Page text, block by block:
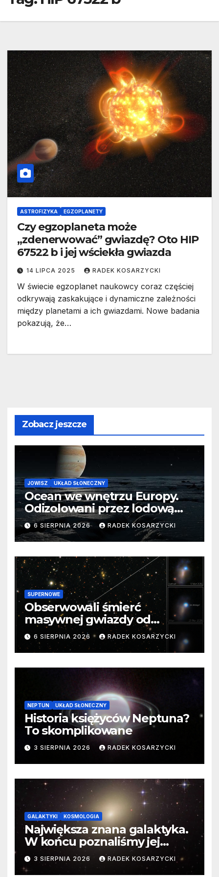
ASTROFIZYKA EGZOPLANETY
Czy egzoplaneta może
„zdenerwować” gwiazdę? Oto HIP
67522 b i jej wściekła gwiazda
14 LIPCA 2025 RADEK KOSARZYCKI
W świecie egzoplanet naukowcy coraz częściej
odkrywają zaskakujące i dynamiczne zależności
między planetami a ich gwiazdami. Nowe badania
pokazują, że…
Zobacz jeszcze
JOWISZ UKŁAD SŁONECZNY
Ocean we wnętrzu Europy.
Odizolowani przez lodową
barierę
6 SIERPNIA 2026 RADEK KOSARZYCKI
SUPERNOWE
Obserwowali śmierć
masywnej gwiazdy od
samego początku. Niezwykle
cenne dane
6 SIERPNIA 2026 RADEK KOSARZYCKI
NEPTUN UKŁAD SŁONECZNY
Historia księżyców Neptuna?
To skomplikowane
3 SIERPNIA 2026 RADEK KOSARZYCKI
GALAKTYKI KOSMOLOGIA
Największa znana galaktyka.
W końcu poznaliśmy jej
faktyczne wymiary
3 SIERPNIA 2026 RADEK KOSARZYCKI